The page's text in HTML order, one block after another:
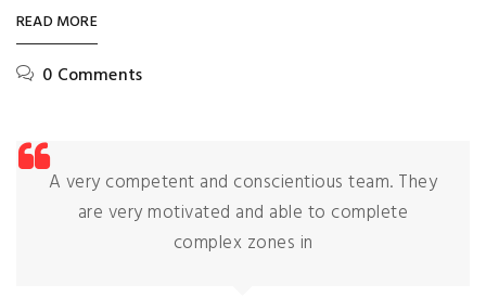
READ MORE
0 Comments
A very competent and conscientious team. They
are very motivated and able to complete
complex zones in